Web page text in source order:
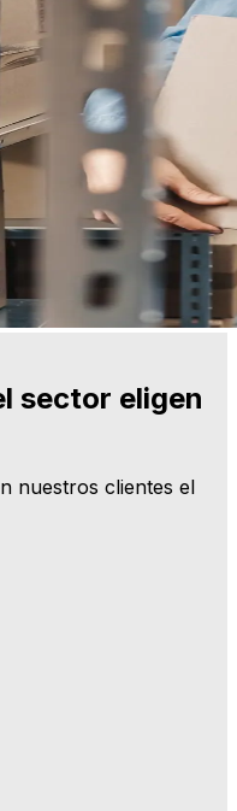
sector eligen
nuestros clientes el